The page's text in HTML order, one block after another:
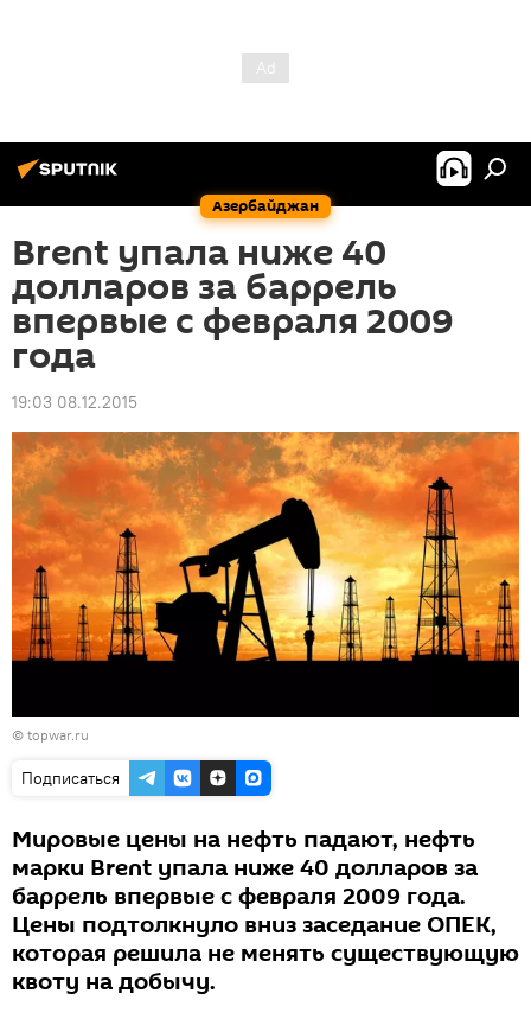
Азербайджан
Brent упала ниже 40
долларов за баррель
впервые с февраля 2009
года
19:03 08.12.2015
© topwar.ru
Подписаться
Мировые цены на нефть падают, нефть
марки Brent упала ниже 40 долларов за
баррель впервые с февраля 2009 года.
Цены подтолкнуло вниз заседание ОПЕК,
которая решила не менять существующую
квоту на добычу.